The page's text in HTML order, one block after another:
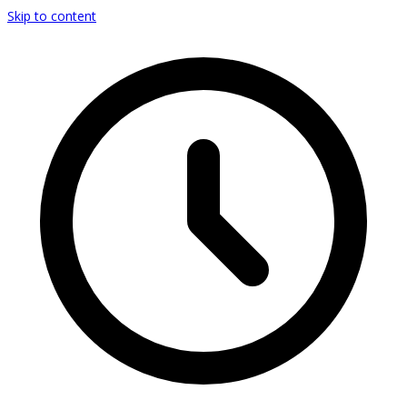
Skip to content